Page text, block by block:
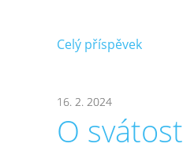
Celý příspěvek
16. 2. 2024
O